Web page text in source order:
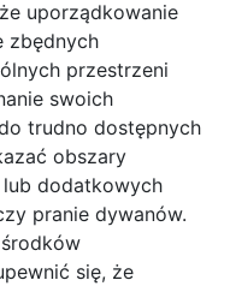
uporządkowanie
zbędnych
przestrzeni
swoich
trudno dostępnych
obszary
dodatkowych
pranie dywanów.
się, że